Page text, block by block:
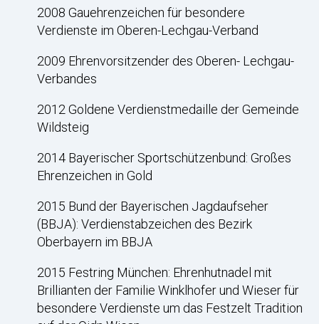
2008 Gauehrenzeichen für besondere
Verdienste im Oberen-Lechgau-Verband
2009 Ehrenvorsitzender des Oberen- Lechgau-
Verbandes
2012 Goldene Verdienstmedaille der Gemeinde
Wildsteig
2014 Bayerischer Sportschützenbund: Großes
Ehrenzeichen in Gold
2015 Bund der Bayerischen Jagdaufseher
(BBJA): Verdienstabzeichen des Bezirk
Oberbayern im BBJA
2015 Festring München: Ehrenhutnadel mit
Brillianten der Familie Winklhofer und Wieser für
besondere Verdienste um das Festzelt Tradition